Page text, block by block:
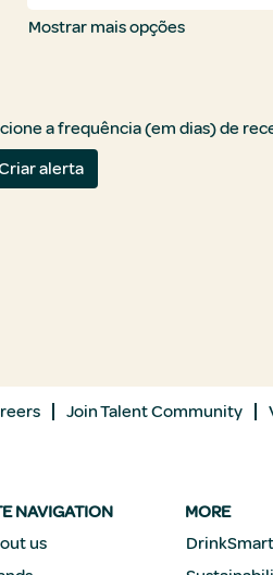
Mostrar mais opções
a frequência (em dias) de
alerta
Join Talent Community
NAVIGATION
us
MORE
DrinkSmart